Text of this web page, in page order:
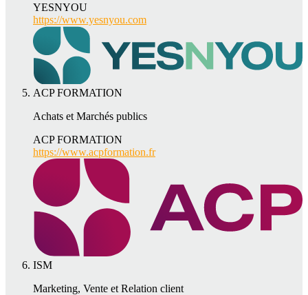
YESNYOU
https://www.yesnyou.com
ACP FORMATION
Achats et Marchés publics
ACP FORMATION
https://www.acpformation.fr
ISM
Marketing, Vente et Relation client